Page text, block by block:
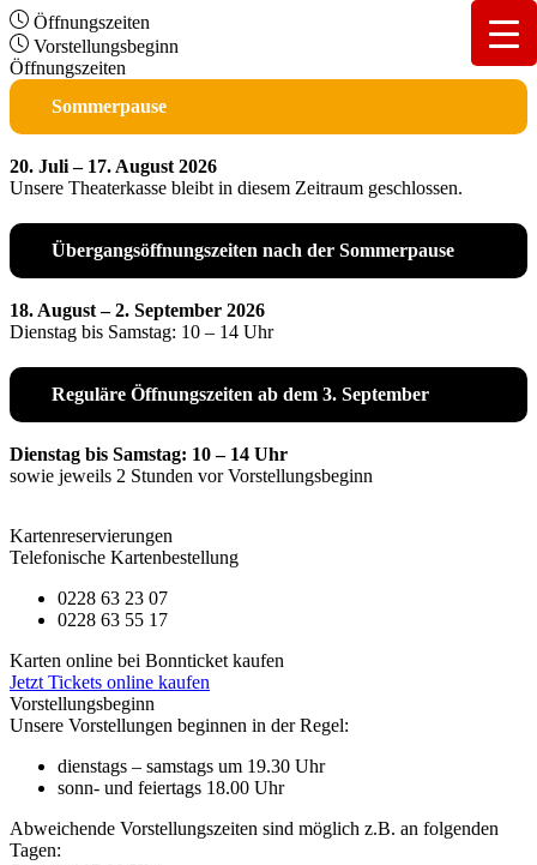
Öffnungszeiten
Vorstellungsbeginn
Öffnungszeiten
Sommerpause
20. Juli – 17. August 2026
Unsere Theaterkasse bleibt in diesem Zeitraum geschlossen.
Übergangsöffnungszeiten nach der Sommerpause
18. August – 2. September 2026
Dienstag bis Samstag: 10 – 14 Uhr
Reguläre Öffnungszeiten ab dem 3. September
Dienstag bis Samstag: 10 – 14 Uhr
sowie jeweils 2 Stunden vor Vorstellungsbeginn
Kartenreservierungen
Telefonische Kartenbestellung
0228 63 23 07
0228 63 55 17
Karten online bei Bonnticket kaufen
Jetzt Tickets online kaufen
Vorstellungsbeginn
Unsere Vorstellungen beginnen in der Regel:
dienstags – samstags um 19.30 Uhr
sonn- und feiertags 18.00 Uhr
Abweichende Vorstellungszeiten sind möglich z.B. an folgenden
Tagen: